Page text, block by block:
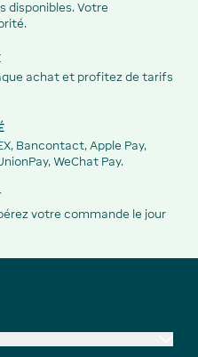
disponibles. Votre
achat et profitez de tarifs
Bancontact, Apple Pay,
WeChat Pay.
votre commande le jour